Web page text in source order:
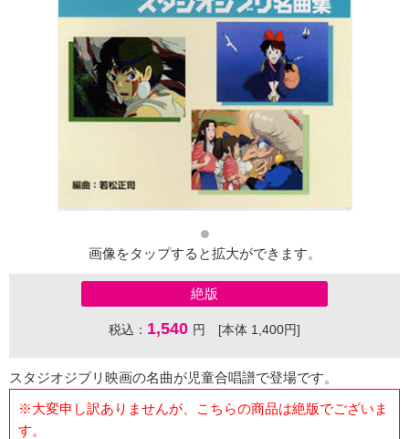
画像をタップすると拡大ができます。
絶版
税込： 1,540 円 [本体 1,400円]
スタジオジブリ映画の名曲が児童合唱譜で登場です。
※大変申し訳ありませんが、こちらの商品は絶版でございま
す。